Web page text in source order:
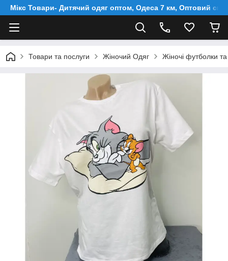
Мікс Товари- Дитячий одяг оптом, Одеса 7 км, Оптовий
Товари та послуги Жіночий Одяг Жіночі футболки